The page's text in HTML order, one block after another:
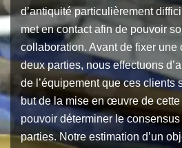
d’antiquité particulièrement
met en contact afin de pouvoir
collaboration. Avant de fixer une
deux parties, nous effectuons
de l’équipement que ces clients
but de la mise en œuvre de cette
pouvoir déterminer le
parties. Notre estimation d’un